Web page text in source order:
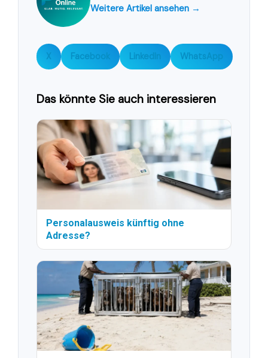
Weitere Artikel ansehen →
X Facebook LinkedIn WhatsApp
Das könnte Sie auch interessieren
Personalausweis künftig ohne
Adresse?